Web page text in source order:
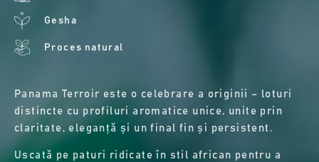
Gesha
Proces natural
Panama Terroir este o celebrare a originii – loturi
distincte cu profiluri aromatice unice, unite prin
claritate, eleganță și un final fin și persistent.
Uscată pe paturi ridicate în stil african pentru a